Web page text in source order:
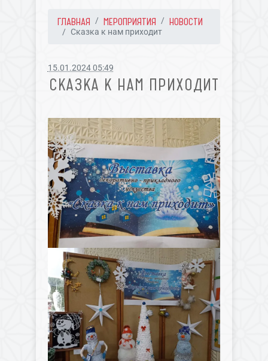
ГЛАВНАЯ МЕРОПРИЯТИЯ НОВОСТИ
Сказка к нам приходит
15.01.2024 05:49
СКАЗКА К НАМ ПРИХОДИТ